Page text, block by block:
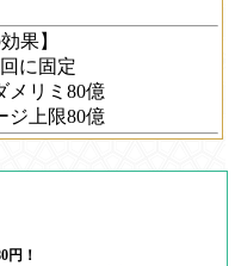
果】
に固定
メリミ80億
ジ上限80億
円！